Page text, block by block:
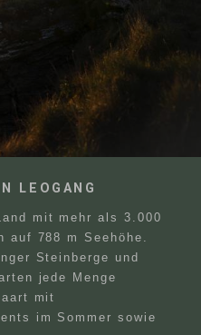
LEOGANG
mit mehr als 3.000
auf 788 m Seehöhe.
Steinberge und
jede Menge
mit
im Sommer sowie